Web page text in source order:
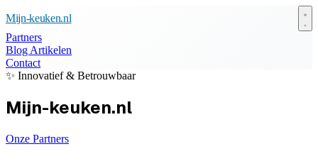
Mijn-keuken.nl
Partners
Blog Artikelen
Contact
✨ Innovatief & Betrouwbaar
Mijn-keuken.nl
Onze Partners